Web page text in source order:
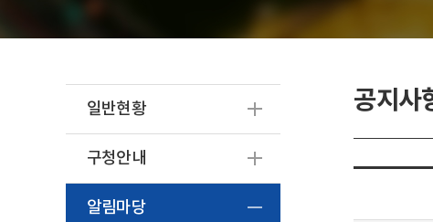
일반현황
구청안내
알림마당
공지사